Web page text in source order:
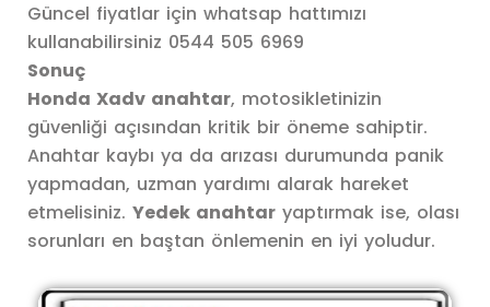
Güncel fiyatlar için whatsap hattımızı
kullanabilirsiniz 0544 505 6969
Sonuç
Honda Xadv anahtar, motosikletinizin
güvenliği açısından kritik bir öneme sahiptir.
Anahtar kaybı ya da arızası durumunda panik
yapmadan, uzman yardımı alarak hareket
etmelisiniz. Yedek anahtar yaptırmak ise, olası
sorunları en baştan önlemenin en iyi yoludur.